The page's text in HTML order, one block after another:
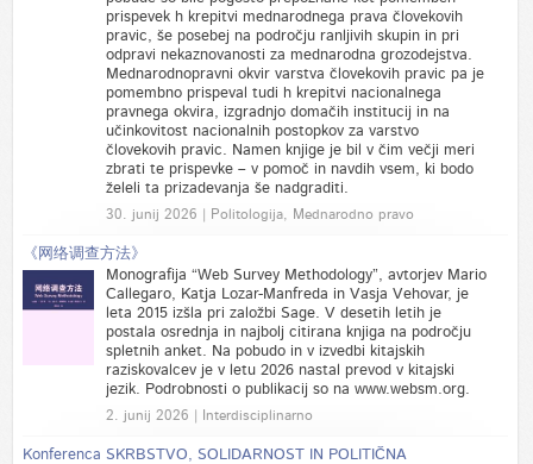
prispevek h krepitvi mednarodnega prava človekovih
pravic, še posebej na področju ranljivih skupin in pri
odpravi nekaznovanosti za mednarodna grozodejstva.
Mednarodnopravni okvir varstva človekovih pravic pa je
pomembno prispeval tudi h krepitvi nacionalnega
pravnega okvira, izgradnjo domačih institucij in na
učinkovitost nacionalnih postopkov za varstvo
človekovih pravic. Namen knjige je bil v čim večji meri
zbrati te prispevke – v pomoč in navdih vsem, ki bodo
želeli ta prizadevanja še nadgraditi.
30. junij 2026 | Politologija, Mednarodno pravo
《网络调查方法》
Monografija “Web Survey Methodology”, avtorjev Mario
Callegaro, Katja Lozar-Manfreda in Vasja Vehovar, je
leta 2015 izšla pri založbi Sage. V desetih letih je
postala osrednja in najbolj citirana knjiga na področju
spletnih anket. Na pobudo in v izvedbi kitajskih
raziskovalcev je v letu 2026 nastal prevod v kitajski
jezik. Podrobnosti o publikacij so na www.websm.org.
2. junij 2026 | Interdisciplinarno
Konferenca SKRBSTVO, SOLIDARNOST IN POLITIČNA